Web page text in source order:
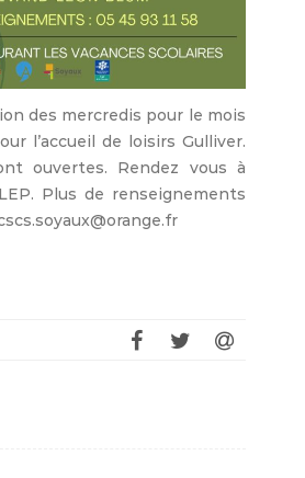
des mercredis pour le mois
l’accueil de loisirs Gulliver.
ouvertes. Rendez vous à
Plus de renseignements